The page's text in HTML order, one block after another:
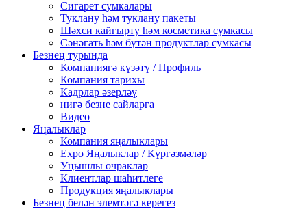
Сигарет сумкалары
Туклану һәм туклану пакеты
Шәхси кайгырту һәм косметика сумкасы
Сәнәгать һәм бүтән продуктлар сумкасы
Безнең турында
Компаниягә күзәтү / Профиль
Компания тарихы
Кадрлар әзерләү
нигә безне сайларга
Видео
Яңалыклар
Компания яңалыклары
Expo Яңалыклар / Күргәзмәләр
Уңышлы очраклар
Клиентлар шаһитлеге
Продукция яңалыклары
Безнең белән элемтәгә керегез